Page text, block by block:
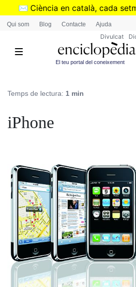
Vés
✉️ Ciència en català, cada
➜Subscriu-te al butlletí
Qui som Blog Contacte Ajuda
Divulcat
El teu portal del coneixement
Temps de lectura: 1 min
iPhone